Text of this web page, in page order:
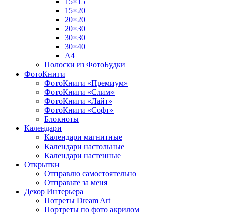
15×20
20×20
20×30
30×30
30×40
A4
Полоски из ФотоБудки
ФотоКниги
ФотоКниги «Премиум»
ФотоКниги «Слим»
ФотоКниги «Лайт»
ФотоКниги «Софт»
Блокноты
Календари
Календари магнитные
Календари настольные
Календари настенные
Открытки
Отправлю самостоятельно
Отправьте за меня
Декор Интерьера
Потреты Dream Art
Портреты по фото акрилом